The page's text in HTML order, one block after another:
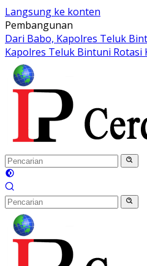
Langsung ke konten
Pembangunan
Dari Babo, Kapolres Teluk
Kapolres Teluk Bintuni